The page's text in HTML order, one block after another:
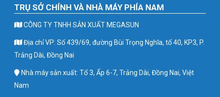
TRỤ SỞ CHÍNH VÀ NHÀ MÁY PHÍA NAM
CÔNG TY TNHH SẢN XUẤT MEGASUN
Địa chỉ VP: Số 439/69, đường Bùi Trọng Nghĩa, tổ 40, KP3, P.
Trảng Dài, Đồng Nai
Nhà máy sản xuất: Tổ 3, Ấp 6-7, Trảng Dài, Đồng Nai, Việt
Nam